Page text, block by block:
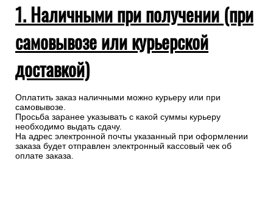
1. Наличными при получении (при
самовывозе или курьерской
доставкой)
Оплатить заказ наличными можно курьеру или при
самовывозе.
Просьба заранее указывать с какой суммы курьеру
необходимо выдать сдачу.
На адрес электронной почты указанный при оформлении
заказа будет отправлен электронный кассовый чек об
оплате заказа.